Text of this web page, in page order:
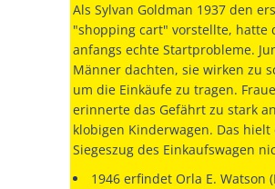
Als Sylvan Goldman 1937 den
"shopping cart" vorstellte, hatte
anfangs echte Startprobleme.
Männer dachten, sie wirken zu
um die Einkäufe zu tragen.
erinnerte das Gefährt zu stark
klobigen Kinderwagen. Das hielt
Siegeszug des Einkaufswagen
1946 erfindet Orla E. Watson